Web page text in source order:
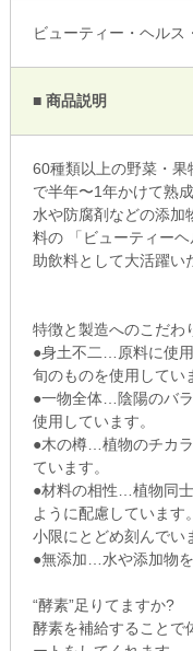
ビューティー・ヘル
■ 商品説明
60種類以上の野菜・
で半年〜1年かけて熟
水や防腐剤などの添加
料の 「ビューティー
助飲料として大活躍い
特徴と製造へのこだわ
●身土不二…原料に使
旬のものを使用してい
●一物全体…陰陽のバ
使用しています。
●木の樽…植物のチカ
ています。
●材料の相性…植物同
ように配慮しています
小限にとどめ刻んでい
●無添加…水や添加物
“酵素”足りてますか?
酵素を補給することで